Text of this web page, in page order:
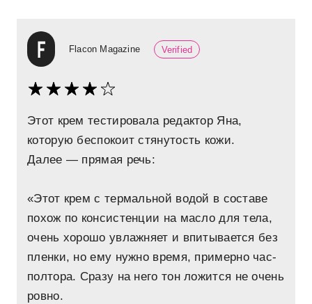
Flacon Magazine Verified
Этот крем тестировала редактор Яна,
которую беспокоит стянутость кожи.
Далее — прямая речь:
«Этот крем с термальной водой в составе
похож по консистенции на масло для тела,
очень хорошо увлажняет и впитывается без
пленки, но ему нужно время, примерно час-
полтора. Сразу на него тон ложится не очень
ровно.